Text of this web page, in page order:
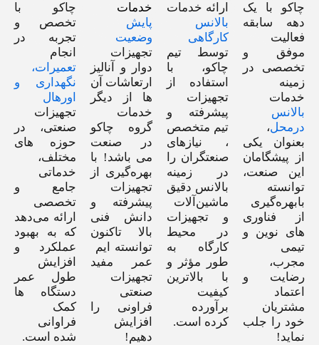
چاکو با یک
دهه سابقه‌
فعالیت
موفق و
تخصصی در
زمینه
خدمات
بالانس
درمحل،
بعنوان یکی
از پیشگامان
این صنعت،
توانسته
بابهره‌گیری
از فناوری
های نوین و
تیمی
مجرب،
رضایت و
اعتماد
مشتریان
خود را جلب
نماید!
ارائه خدمات
بالانس
کارگاهی
توسط تیم
چاکو، با
استفاده از
تجهیزات
پیشرفته و
تیم متخصص
، نیازهای
صنعتگران را
در زمینه
بالانس دقیق
ماشین‌آلات
و تجهیزات
در محیط
کارگاه به
طور مؤثر و
با بالاترین
کیفیت
برآورده
کرده است.
خدمات
پایش
وضعیت
تجهیزات
دوار و آنالیز
ارتعاشات آن
ها از دیگر
خدمات
گروه چاکو
در صنعت
می باشد! با
بهره‌گیری از
تجهیزات
پیشرفته و
دانش فنی
بالا تاکنون
توانسته ایم
عمر مفید
تجهیزات
صنعتی
فراونی را
افزایش
دهیم!
چاکو با
تخصص و
تجربه در
انجام
تعمیرات،
نگهداری و
اورهال
تجهیزات
صنعتی، در
حوزه های
مختلف،
خدماتی
جامع و
تخصصی
ارائه می‌دهد
که به بهبود
عملکرد و
افزایش
طول عمر
دستگاه ها
کمک
فراوانی
شده است.